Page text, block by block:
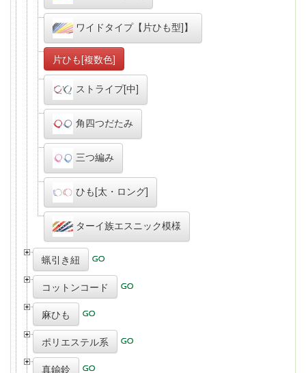
ワイドタイプ【片ひも型]】
片ひも[複数色]
ストライプ[中]
角四つだたみ
三つ編み
ひも[太・ロング]
ターイ族エスニック模様
蝋引き紐
コットンコード
麻ひも
ポリエステル系
真鍮鈴